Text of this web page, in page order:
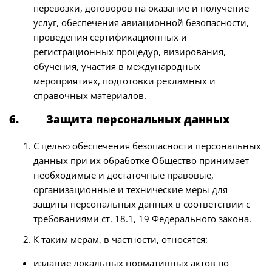
перевозки, договоров на оказание и получение
услуг, обеспечения авиационной безопасности,
проведения сертификационных и
регистрационных процедур, визирования,
обучения, участия в международных
мероприятиях, подготовки рекламных и
справочных материалов.
6. Защита персональных данных
С целью обеспечения безопасности персональных
данных при их обработке Общество принимает
необходимые и достаточные правовые,
организационные и технические меры для
защиты персональных данных в соответствии с
требованиями ст. 18.1, 19 Федерального закона.
К таким мерам, в частности, относятся:
издание локальных нормативных актов по